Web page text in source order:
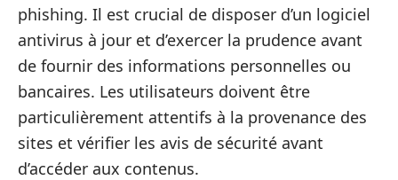
phishing. Il est crucial de disposer d’un logiciel
antivirus à jour et d’exercer la prudence avant
de fournir des informations personnelles ou
bancaires. Les utilisateurs doivent être
particulièrement attentifs à la provenance des
sites et vérifier les avis de sécurité avant
d’accéder aux contenus.